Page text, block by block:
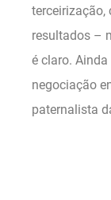
terceirização,
resultados –
é claro.
negociação
paternalista